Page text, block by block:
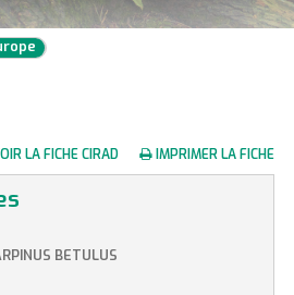
LA FICHE CIRAD IMPRIMER LA FICHE
BETULUS